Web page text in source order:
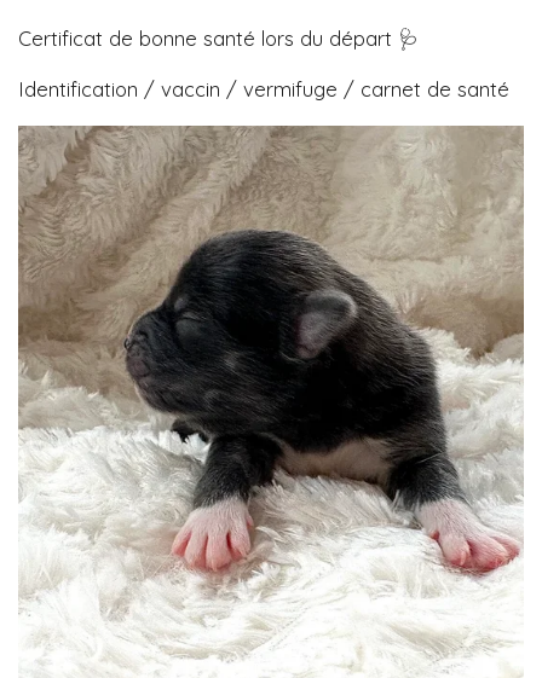
Certificat de bonne santé lors du départ 🩺
Identification / vaccin / vermifuge / carnet de santé